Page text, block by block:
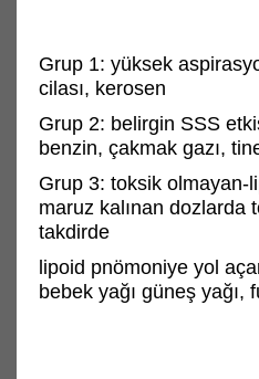
Grup 1: yüksek
cilası, kerosen
Grup 2: belirgin SSS
benzin, çakmak gazı,
Grup 3: toksik olmayan-
maruz kalınan dozlarda
takdirde
lipoid pnömoniye yol
bebek yağı güneş yağı,